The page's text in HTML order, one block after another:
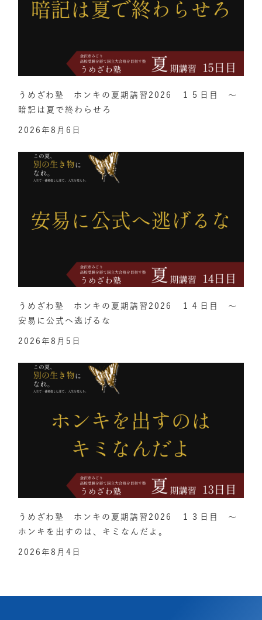
うめざわ塾 ホンキの夏期講習2026 １５日目 ～
暗記は夏で終わらせろ
2026年8月6日
うめざわ塾 ホンキの夏期講習2026 １４日目 ～
安易に公式へ逃げるな
2026年8月5日
うめざわ塾 ホンキの夏期講習2026 １３日目 ～
ホンキを出すのは、キミなんだよ。
2026年8月4日